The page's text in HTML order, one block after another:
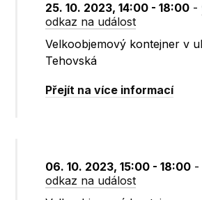
25. 10. 2023, 14:00 - 18:00 -
odkaz na událost
Velkoobjemový kontejner v
Tehovská
Přejít na více informací
06. 10. 2023, 15:00 - 18:00 -
odkaz na událost